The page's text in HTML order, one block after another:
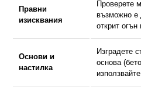
Правни
изисквания
Проверете
възможно е
открит
Основи и
настилка
Изградете
основа